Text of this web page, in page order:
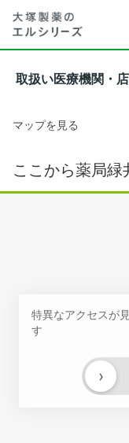
取扱い医療機関・
マップを見る
ここから薬局緑
特異なアクセスが
す
›